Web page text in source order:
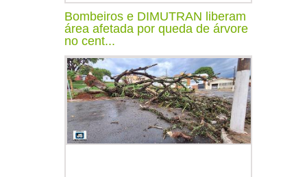
Bombeiros e DIMUTRAN liberam
área afetada por queda de árvore
no cent...